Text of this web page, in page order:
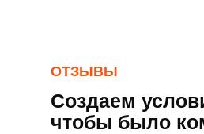
Создаем
чтобы было
ОТЗЫВЫ